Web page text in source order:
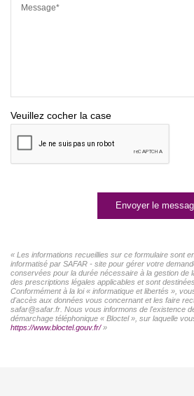
Message*
Veuillez cocher la case
Envoyer le
« Les informations recueillies sur ce formulaire sont
informatisé par SAFAR - site pour gérer votre
conservées pour la durée nécessaire à la gestion de
des prescriptions légales applicables et sont
Conformément à la loi « informatique et libertés »,
d'accès aux données vous concernant et les faire
safar@safar.fr. Nous vous informons de l'existence
démarchage téléphonique « Bloctel », sur laquelle
https://www.bloctel.gouv.fr/»